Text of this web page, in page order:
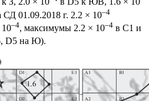
01.09.2018 г. 2.2 × 10–4
–4, максимумы 2.2 × 10–4 в С1 и
D5 на Ю).